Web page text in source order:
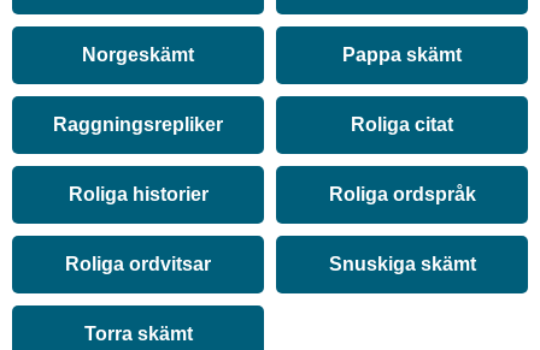
Norgeskämt Pappa skämt
Raggningsrepliker Roliga citat
Roliga historier Roliga ordspråk
Roliga ordvitsar Snuskiga skämt
Torra skämt